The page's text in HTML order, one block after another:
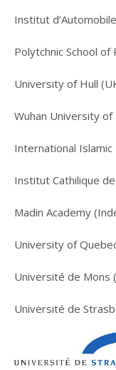
Institut
Polytchnic School of
University of Hull
Wuhan University of
International
Institut Cathilique
Madin Academy
University of
Université de Mons
Université de